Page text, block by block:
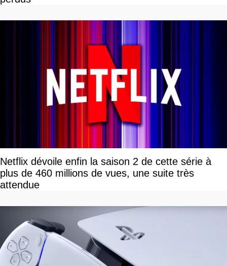
Netflix dévoile enfin la saison 2 de cette série à
plus de 460 millions de vues, une suite très
attendue